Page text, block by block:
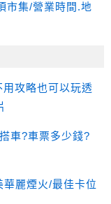
市集/營業時間.地
攻略也可以玩透
車?車票多少錢?
麗煙火/最佳卡位